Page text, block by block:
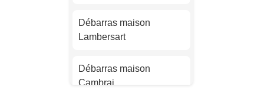
Débarras maison
Débarras maison
Débarras maison
Lambersart
Débarras maison
Cambrai